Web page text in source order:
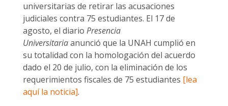
universitarias de retirar las acusaciones
judiciales contra 75 estudiantes. El 17 de
agosto, el diario Presencia
Universitariaanunció que la UNAH cumplió en
su totalidad con la homologación del acuerdo
dado el 20 de julio, con la eliminación de los
requerimientos fiscales de 75 estudiantes [lea
aquí la noticia].